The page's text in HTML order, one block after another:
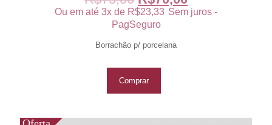
Ou em até 3x de R$23,33 Sem juros -
PagSeguro
Borrachão p/ porcelana
Comprar